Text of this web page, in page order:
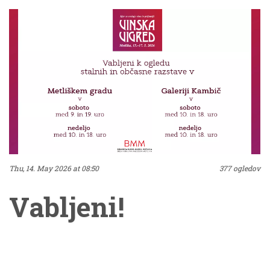
dogodkov in hvala, da
ste za obisk izbrali tudi
naše.Uvod v večer je
bil sprehod skozi
Podobe Bele krajine, ki
jih je Božidar Jakac
ustvaril ob svojih
obiskih pokrajine med
Thu, 14. May 2026 at 08:50 377 ogledov
Vabljeni!